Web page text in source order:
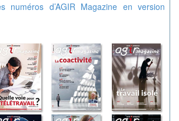
numéros d’AGIR Magazine en version